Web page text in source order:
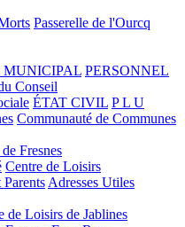
Passerelle de l'Ourcq
MUNICIPAL PERSONNEL
Conseil
ÉTAT CIVIL P L U
Communauté de Communes
Fresnes
Centre de Loisirs
Adresses Utiles
de Loisirs de Jablines